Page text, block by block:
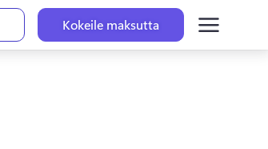
Kokeile maksutta